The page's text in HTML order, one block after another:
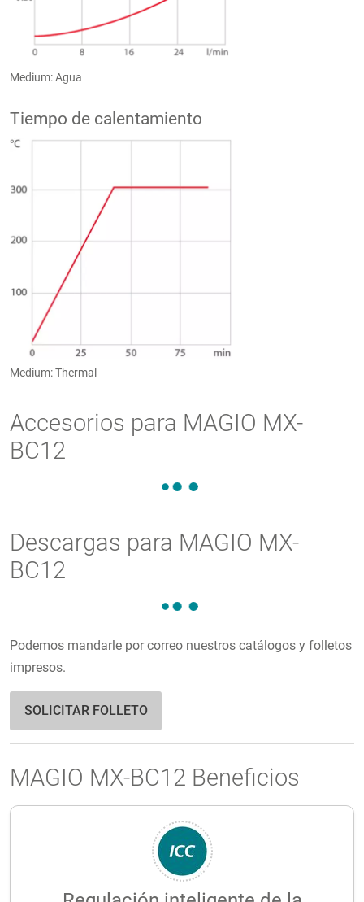
Medium: Agua
Tiempo de calentamiento
Medium: Thermal
Accesorios para MAGIO MX-
BC12
Descargas para MAGIO MX-
BC12
Podemos mandarle por correo nuestros catálogos y folletos
impresos.
SOLICITAR FOLLETO
MAGIO MX-BC12 Beneficios